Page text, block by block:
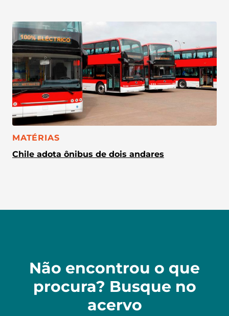
CATEGORIA:
MATÉRIAS
Chile adota ônibus de dois andares
Não encontrou o que
procura? Busque no
acervo